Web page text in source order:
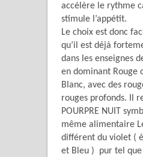
accélère le rythme
stimule l’appétit.
Le choix est donc
qu’il est déjà
dans les enseignes
en dominant Rouge
Blanc, avec des
rouges profonds. Il
POURPRE NUIT
même alimentaire
différent du violet (
et Bleu ) pur tel que